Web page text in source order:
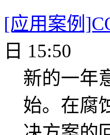
[应用案例
日 15:50
新的一年
始。在腐